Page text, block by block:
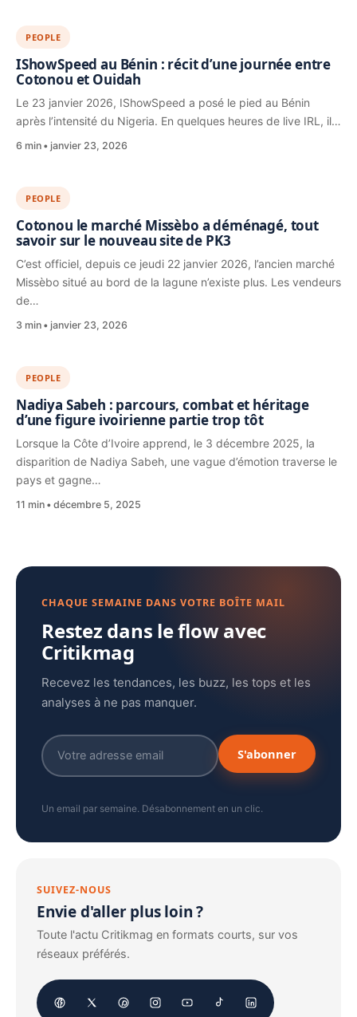
PEOPLE
IShowSpeed au Bénin : récit d’une journée entre
Cotonou et Ouidah
Le 23 janvier 2026, IShowSpeed a posé le pied au Bénin
après l’intensité du Nigeria. En quelques heures de live IRL, il…
6 min janvier 23, 2026
PEOPLE
Cotonou le marché Missèbo a déménagé, tout
savoir sur le nouveau site de PK3
C’est officiel, depuis ce jeudi 22 janvier 2026, l’ancien marché
Missèbo situé au bord de la lagune n’existe plus. Les vendeurs
de…
3 min janvier 23, 2026
PEOPLE
Nadiya Sabeh : parcours, combat et héritage
d’une figure ivoirienne partie trop tôt
Lorsque la Côte d’Ivoire apprend, le 3 décembre 2025, la
disparition de Nadiya Sabeh, une vague d’émotion traverse le
pays et gagne…
11 min décembre 5, 2025
CHAQUE SEMAINE DANS VOTRE BOÎTE MAIL
Restez dans le flow avec
Critikmag
Recevez les tendances, les buzz, les tops et les
analyses à ne pas manquer.
S'abonner
Un email par semaine. Désabonnement en un clic.
SUIVEZ-NOUS
Envie d'aller plus loin ?
Toute l'actu Critikmag en formats courts, sur vos
réseaux préférés.